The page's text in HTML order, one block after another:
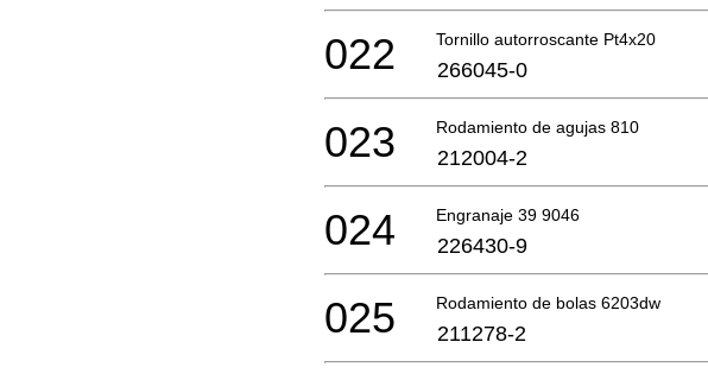
Tornillo autorroscante Pt4x20
022 266045-0
Rodamiento de agujas 810
023 212004-2
Engranaje 39 9046
024 226430-9
Rodamiento de bolas 6203dw
025 211278-2